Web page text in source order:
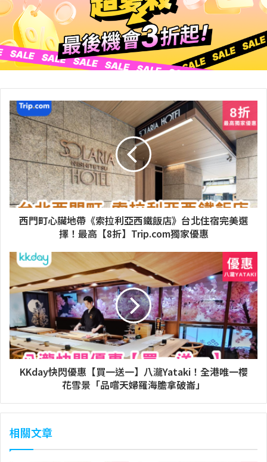
西門町心臟地帶《索拉利亞西鐵飯店》台北住宿完美選
擇！最高【8折】Trip.com獨家優惠
KKday快閃優惠【買一送一】八瀧Yataki！全港唯一櫻
花雪景「品嚐天婦羅海膽拿破崙」
相關文章